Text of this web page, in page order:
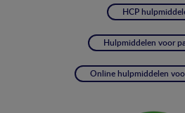
HCP
Hulpmiddelen voor
Online hulpmiddelen